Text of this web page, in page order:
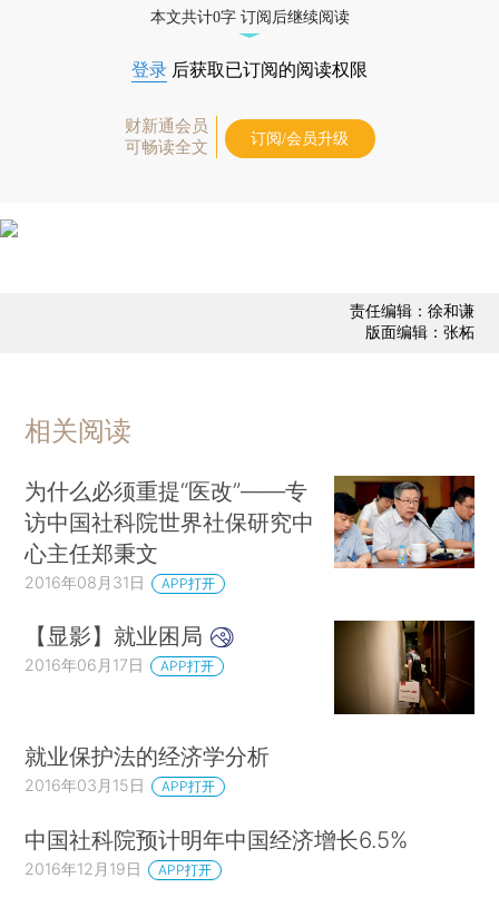
本文共计0字 订阅后继续阅读
登录 后获取已订阅的阅读权限
财新通会员
可畅读全文
订阅/会员升级
责任编辑：徐和谦
版面编辑：张柘
相关阅读
为什么必须重提“医改”——专
访中国社科院世界社保研究中
心主任郑秉文
2016年08月31日 APP打开
【显影】就业困局
2016年06月17日 APP打开
就业保护法的经济学分析
2016年03月15日 APP打开
中国社科院预计明年中国经济增长6.5%
2016年12月19日 APP打开